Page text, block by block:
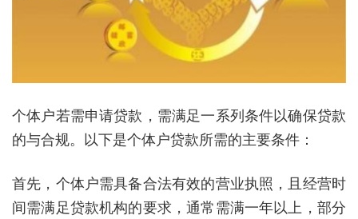
个体户若需申请贷款，需满足一系列条件以确保贷款
的与合规。以下是个体户贷款所需的主要条件：
首先，个体户需具备合法有效的营业执照，且经营时
间需满足贷款机构的要求，通常需满一年以上，部分